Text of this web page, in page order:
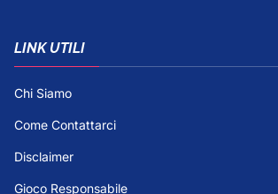
LINK UTILI
Chi Siamo
Come Contattarci
Disclaimer
Gioco Responsabile